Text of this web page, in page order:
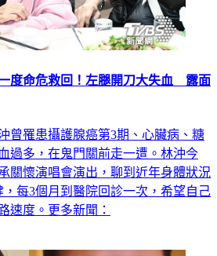
度命危救回！左腿開刀大失血 露面
曾罹患攝護腺癌第3期、心臟病、糖
過多，在鬼門關前走一遭。林沖今
關懷演唱會演出，聊到近年身體狀況
每3個月到醫院回診一次，希望自己
速度。更多新聞：